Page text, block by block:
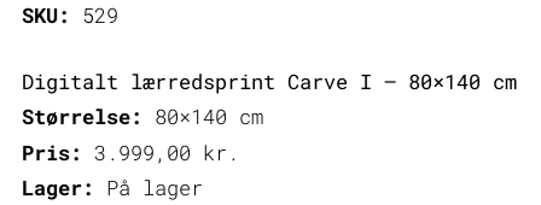
SKU:
529
Digitalt lærredsprint Carve I – 80×140 cm
Størrelse:
80×140 cm
Pris:
3.999,00 kr.
Lager:
På lager